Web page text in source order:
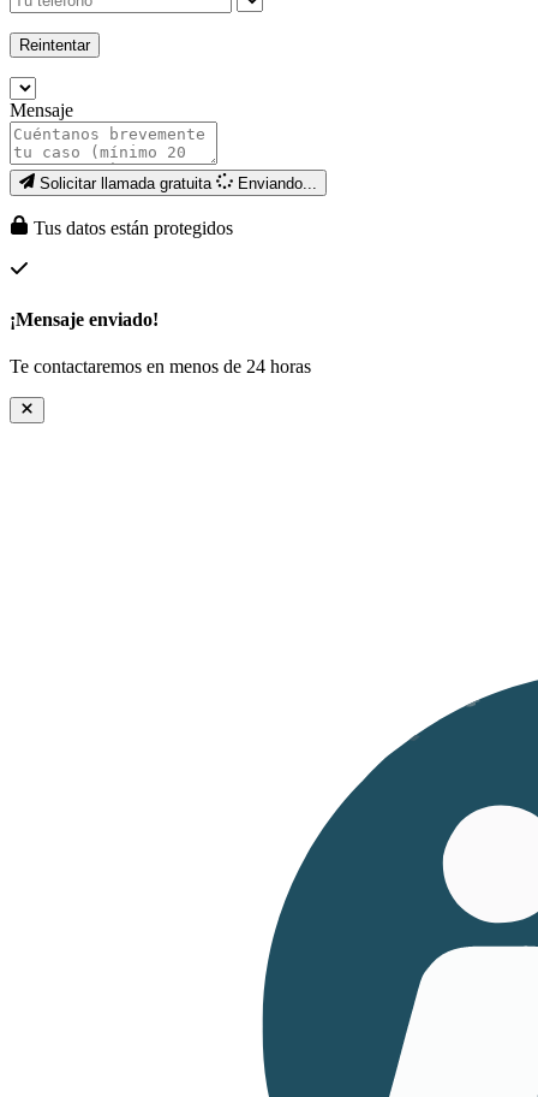
Reintentar
Mensaje
Solicitar llamada gratuita Enviando...
Tus datos están protegidos
¡Mensaje enviado!
Te contactaremos en menos de 24 horas